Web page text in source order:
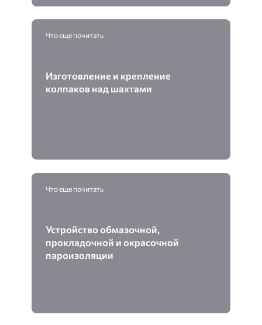
Что еще почитать
Изготовление и крепление
колпаков над шахтами
Что еще почитать
Устройство обмазочной,
прокладочной и окрасочной
пароизоляции